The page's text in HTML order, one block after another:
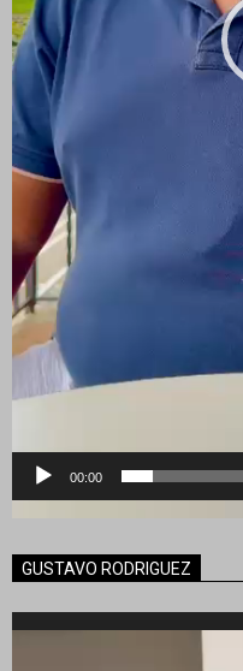
00:00
GUSTAVO RODRIGUEZ
Reproductor